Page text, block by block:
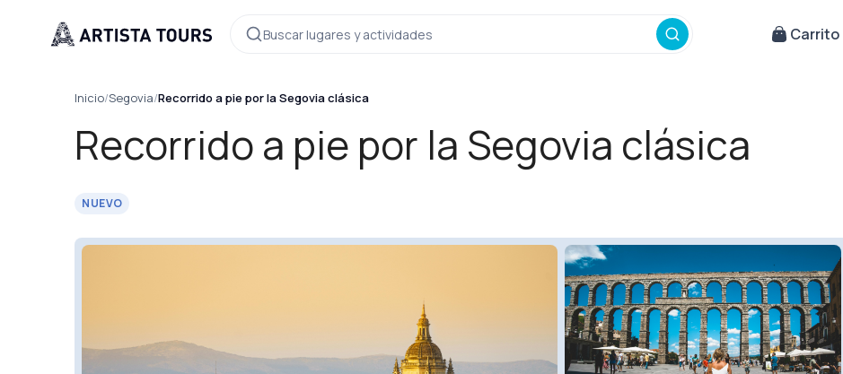
Buscar lugares y actividades Carrito
Inicio/Segovia/Recorrido a pie por la Segovia clásica
Recorrido a pie por la Segovia clásica
NUEVO